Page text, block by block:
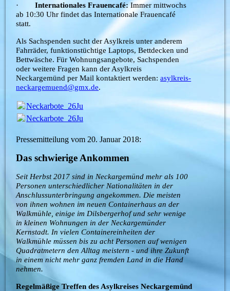
·Internationales Frauencafé:Immer mittwochs
ab 10:30 Uhr findet das Internationale Frauencafé
statt.
Als Sachspenden sucht der Asylkreis unter anderem
Fahrräder, funktionstüchtige Laptops, Bettdecken und
Bettwäsche. Für Wohnungsangebote, Sachspenden
oder weitere Fragen kann der Asylkreis
Neckargemünd per Mail kontaktiert werden:asylkreis-
neckargemuend@gmx.de.
Neckarbote_26Juli2018.pdf (448.03KB)
Neckarbote_26Juli2018.pdf
Pressemitteilung vom 20. Januar 2018:
Das schwierige Ankommen
Seit Herbst 2017 sind in Neckargemünd mehr als 100
Personen unterschiedlicher Nationalitäten in der
Anschlussunterbringung angekommen. Die meisten
von ihnen wohnen im neuen Containerhaus an der
Walkmühle, einige im Dilsbergerhof und sehr wenige
in kleinen Wohnungen in der Neckargemünder
Kernstadt. In vielen Containereinheiten der
Walkmühle müssen bis zu acht Personen auf wenigen
Quadratmetern den Alltag meistern - und ihre Zukunft
in einem nicht mehr ganz fremden Land in die Hand
nehmen.
Regelmäßige Treffen des Asylkreises Neckargemünd